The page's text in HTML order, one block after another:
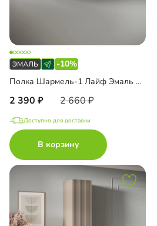
-10%
Полка Шармель-1 Лайф Эмаль навесная
2 390 2 660
Доступно для доставки
В корзину